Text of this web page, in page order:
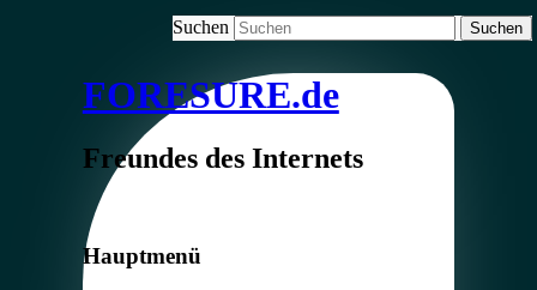
FORESURE.de
Freundes des Internets
Suchen
Hauptmenü